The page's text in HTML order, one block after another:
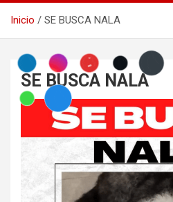
Inicio SE BUSCA NALA
SE BUSCA NALA